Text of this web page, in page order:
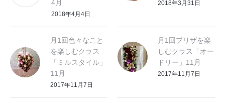
4月
2018年4月4日
2018年3月31日
月1回色々なこと
を楽しむクラス
「ミルスタイル」
11月
2017年11月7日
月1回プリザを楽
しむクラス「オー
ドリー」11月
2017年11月7日